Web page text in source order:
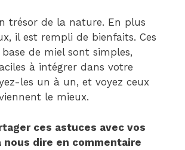
trésor de la nature. En plus
il est rempli de bienfaits. Ces
base de miel sont simples,
à intégrer dans votre
les un à un, et voyez ceux
le mieux.
ces astuces avec vos
nous dire en commentaire